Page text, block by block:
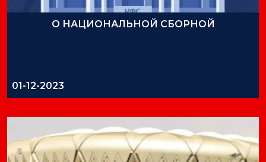
О НАЦИОНАЛЬНОЙ СБОРНОЙ
01-12-2023